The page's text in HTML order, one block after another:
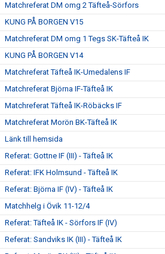
Matchreferat DM omg 2 Täfteå-Sörfors
KUNG PÅ BORGEN V15
Matchreferat DM omg 1 Tegs SK-Täfteå IK
KUNG PÅ BORGEN V14
Matchreferat Täfteå IK-Umedalens IF
Matchreferat Björna IF-Täfteå IK
Matchreferat Täfteå IK-Röbäcks IF
Matchreferat Morön BK-Täfteå IK
Länk till hemsida
Referat: Gottne IF (III) - Täfteå IK
Referat: IFK Holmsund - Täfteå IK
Referat: Björna IF (IV) - Täfteå IK
Matchhelg i Övik 11-12/4
Referat: Täfteå IK - Sörfors IF (IV)
Referat: Sandviks IK (III) - Täfteå IK